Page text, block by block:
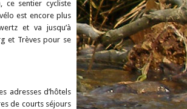
ce sentier cycliste
est encore plus
et va jusqu’à
et Trèves pour se
adresses d’hôtels
de courts séjours